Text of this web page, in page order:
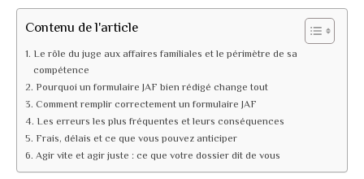
Contenu de l'article
Le rôle du juge aux affaires familiales et le périmètre de sa
compétence
Pourquoi un formulaire JAF bien rédigé change tout
Comment remplir correctement un formulaire JAF
Les erreurs les plus fréquentes et leurs conséquences
Frais, délais et ce que vous pouvez anticiper
Agir vite et agir juste : ce que votre dossier dit de vous